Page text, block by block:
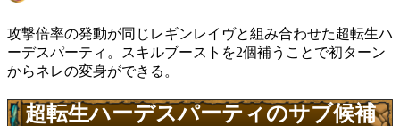
攻撃倍率の発動が同じレギンレイヴと組み合わせた超転生ハ
ーデスパーティ。スキルブーストを2個補うことで初ターン
からネレの変身ができる。
超転生ハーデスパーティのサブ候補